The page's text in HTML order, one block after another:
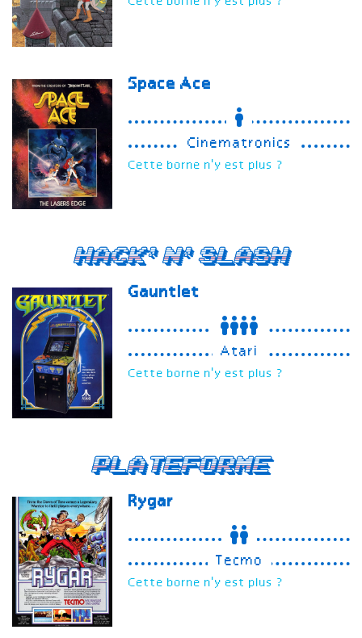
Space Ace
Cinematronics
Cette borne n'y est plus ?
Hack'n'Slash
Gauntlet
Atari
Cette borne n'y est plus ?
Plateforme
Rygar
Tecmo
Cette borne n'y est plus ?